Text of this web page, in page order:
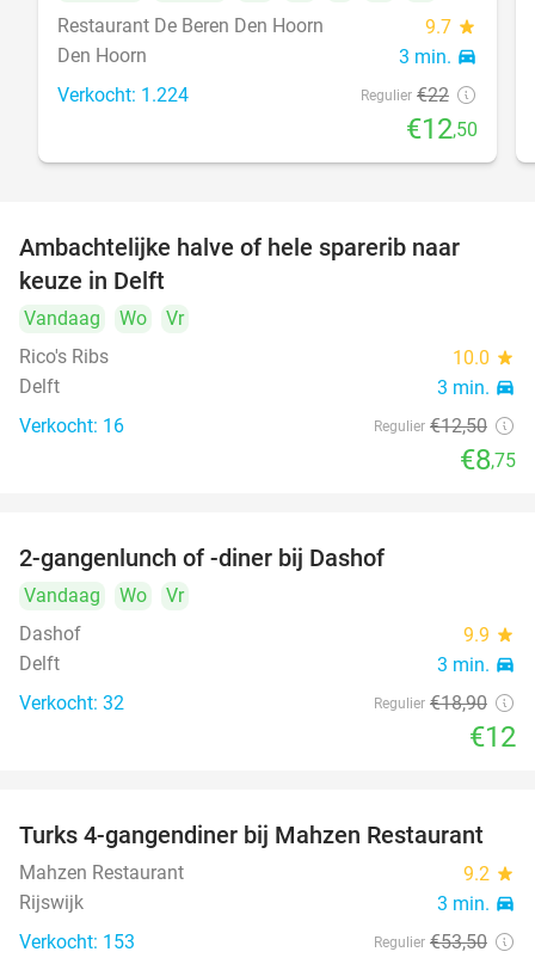
Restaurant De Beren Den Hoorn
9.7 star
Den Hoorn 3 min. directions_car
Verkocht: 1.224 Regulier €22
€12,50
Ambachtelijke halve of hele sparerib naar
keuze in Delft
Vandaag Wo
Vr
Rico's Ribs
10.0 star
Delft 3 min. directions_car
Verkocht: 16 Regulier €12,50
€8,75
2-gangenlunch of -diner bij Dashof
Vandaag Wo
Vr
Dashof
9.9 star
Delft 3 min. directions_car
Verkocht: 32 Regulier €18,90
€12
59%
Turks 4-gangendiner bij Mahzen Restaurant
Mahzen Restaurant 9.2 star
Rijswijk 3 min. directions_car
Verkocht: 153 Regulier €53,50